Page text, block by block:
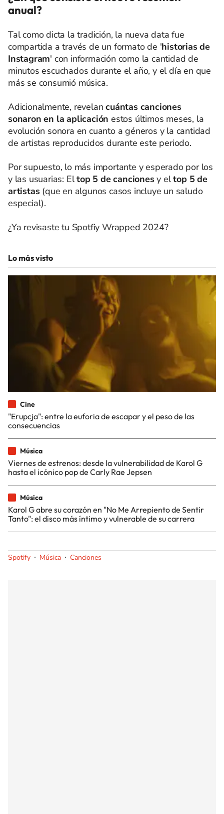
anual?
Tal como dicta la tradición, la nueva data fue
compartida a través de un formato de 'historias de
Instagram' con información como la cantidad de
minutos escuchados durante el año, y el día en que
más se consumió música.
Adicionalmente, revelan cuántas canciones
sonaron en la aplicaciónestos últimos meses, la
evolución sonora en cuanto a géneros y la cantidad
de artistas reproducidos durante este periodo.
Por supuesto, lo más importante y esperado por los
y las usuarias: Eltop 5 de cancionesy eltop 5 de
artistas(que en algunos casos incluye un saludo
especial).
¿Ya revisaste tu Spotfiy Wrapped 2024?
Lo más visto
Cine
"Erupcja": entre la euforia de escapar y el peso de las
consecuencias
Música
Viernes de estrenos: desde la vulnerabilidad de Karol G
hasta el icónico pop de Carly Rae Jepsen
Música
Karol G abre su corazón en "No Me Arrepiento de Sentir
Tanto": el disco más íntimo y vulnerable de su carrera
Spotify Música Canciones